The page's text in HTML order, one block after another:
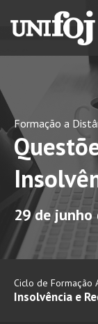
Formação a
29 de
Ciclo de Formação
Insolvência e